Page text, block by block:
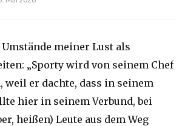
meiner Lust als
„Sporty wird von seinem Chef
weil er dachte, dass in seinem
hier in seinem Verbund, bei
heißen) Leute aus dem Weg